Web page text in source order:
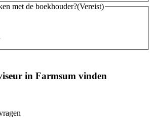
met de boekhouder?(Vereist)
in Farmsum vinden